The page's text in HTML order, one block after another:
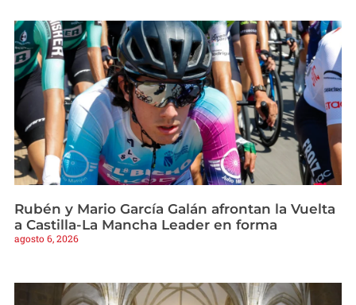
Rubén y Mario García Galán afrontan la Vuelta
a Castilla-La Mancha Leader en forma
agosto 6, 2026